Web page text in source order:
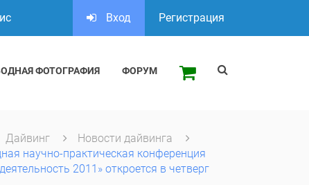
Вход Регистрация
ФОТОГРАФИЯ ФОРУМ
Дайвинг
Новости дайвинга
научно-практическая конференция
2011» откроется в четверг